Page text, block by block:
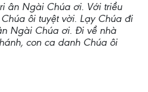
ân Ngài Chúa ơi. Với triều
ôi tuyệt vời. Lạy Chúa đi
Ngài Chúa ơi. Đi về nhà
con ca danh Chúa ôi